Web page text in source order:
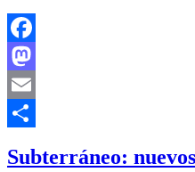
Facebook
Mastodon
Email
Subterráneo: